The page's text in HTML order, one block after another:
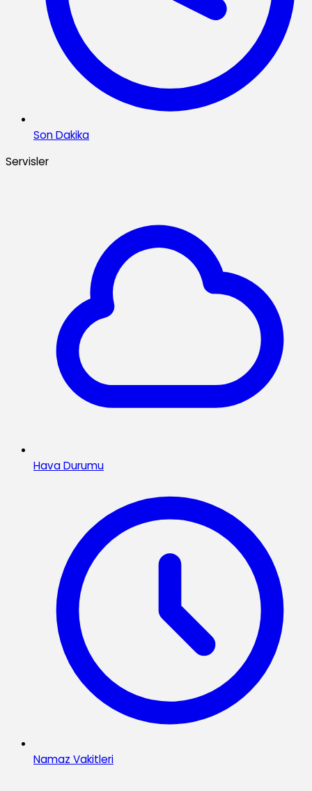
Son Dakika
Servisler
Hava Durumu
Namaz Vakitleri